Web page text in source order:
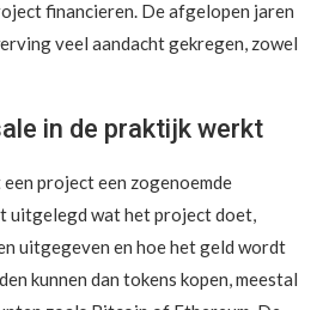
financieren. De afgelopen jaren
veel aandacht gekregen, zowel
in de praktijk werkt
project een zogenoemde
uitgelegd wat het project doet,
uitgegeven en hoe het geld wordt
kunnen dan tokens kopen, meestal